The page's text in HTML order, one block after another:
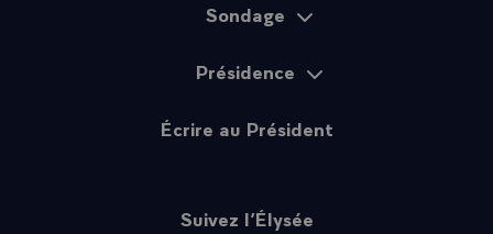
Sondage
Présidence
Écrire au Président
Suivez l’Élysée